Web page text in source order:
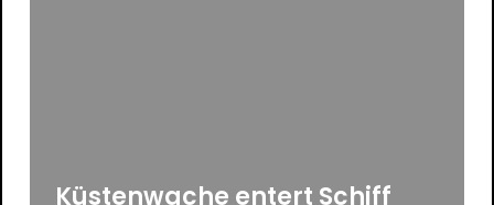
Küstenwache entert Schiff